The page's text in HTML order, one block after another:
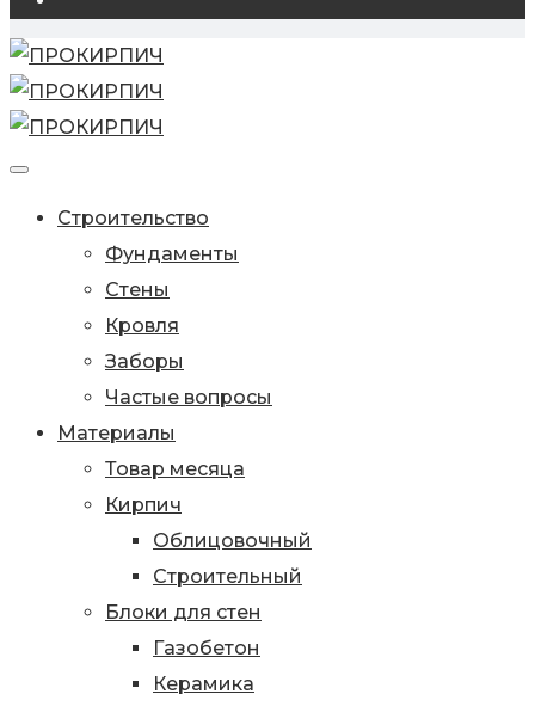
Строительство
Фундаменты
Стены
Кровля
Заборы
Частые вопросы
Материалы
Товар месяца
Кирпич
Облицовочный
Строительный
Блоки для стен
Газобетон
Керамика